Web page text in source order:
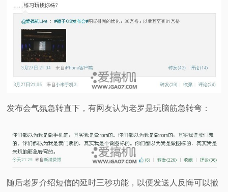
发布会气氛急转直下，有网友认为老罗是玩脑筋急转弯：
随后老罗介绍短信的延时三秒功能，以便发送人反悔可以撤